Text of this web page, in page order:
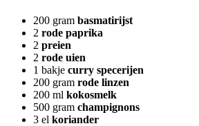
200 gram basmatirijst
2 rode paprika
2 preien
2 rode uien
1 bakje curry specerijen
200 gram rode linzen
200 ml kokosmelk
500 gram champignons
3 el koriander